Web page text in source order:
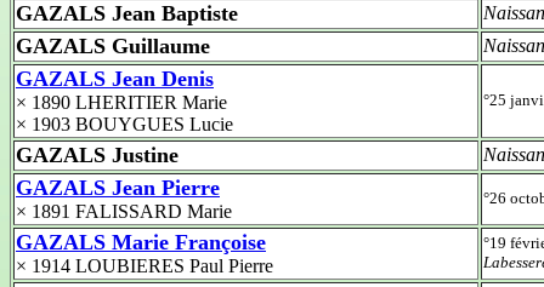
GAZALS Jean Baptiste
GAZALS Guillaume
GAZALS Jean Denis
× 1890 LHERITIER Marie
× 1903 BOUYGUES Lucie
°25
GAZALS Justine
GAZALS Jean Pierre
× 1891 FALISSARD Marie
°26
GAZALS Marie Françoise
× 1914 LOUBIERES Paul Pierre
°19